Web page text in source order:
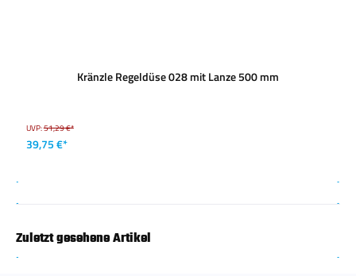
Kränzle Regeldüse 028 mit Lanze 500 mm
UVP:51,29 €*
39,75 €*
Zuletzt gesehene Artikel